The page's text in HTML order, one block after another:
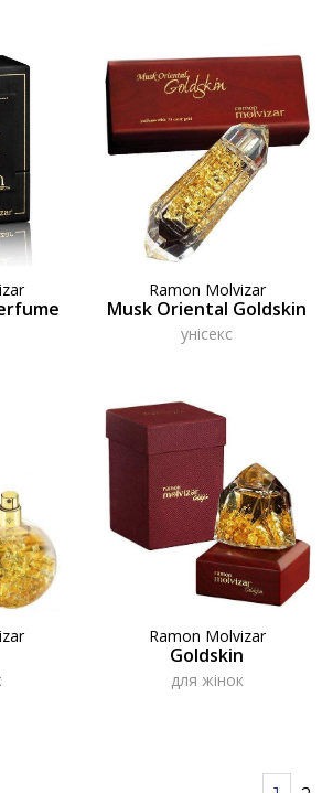
Ramon Molvizar
Musk Oriental Goldskin
унісекс
Ramon Molvizar
Goldskin
для жінок